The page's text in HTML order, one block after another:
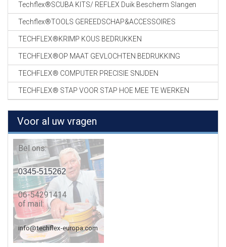
Techflex®SCUBA KITS/ REFLEX Duik Bescherm Slangen
Techflex®TOOLS GEREEDSCHAP&ACCESSOIRES
TECHFLEX®KRIMP KOUS BEDRUKKEN
TECHFLEX®OP MAAT GEVLOCHTEN BEDRUKKING
TECHFLEX® COMPUTER PRECISIE SNIJDEN
TECHFLEX® STAP VOOR STAP HOE MEE TE WERKEN
Voor al uw vragen
Bel ons:
0345-515262
06-54291414
of mail:
info@techflex-europa.com